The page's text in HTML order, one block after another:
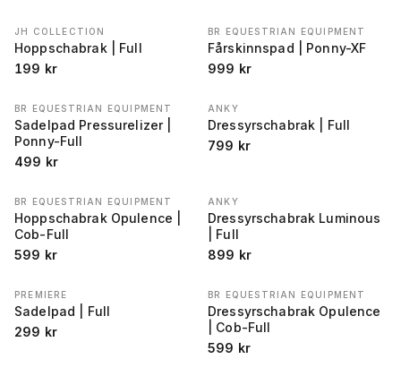
JH COLLECTION
Hoppschabrak | Full
199 kr
BR EQUESTRIAN EQUIPMENT
Fårskinnspad | Ponny-XF
999 kr
BR EQUESTRIAN EQUIPMENT
Sadelpad Pressurelizer |
Ponny-Full
499 kr
ANKY
Dressyrschabrak | Full
799 kr
BR EQUESTRIAN EQUIPMENT
Hoppschabrak Opulence |
Cob-Full
599 kr
ANKY
Dressyrschabrak Luminous
| Full
899 kr
PREMIERE
Sadelpad | Full
299 kr
BR EQUESTRIAN EQUIPMENT
Dressyrschabrak Opulence
| Cob-Full
599 kr